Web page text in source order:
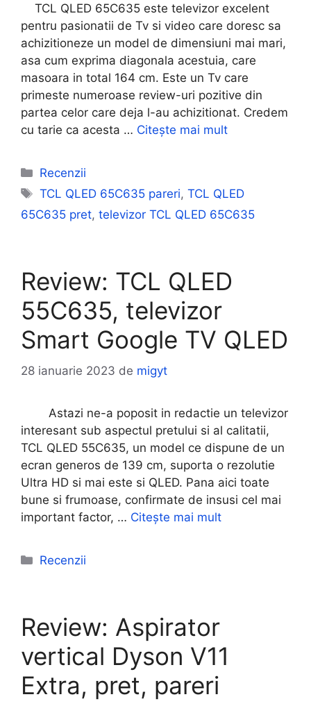
TCL QLED 65C635 este televizor excelent
pentru pasionatii de Tv si video care doresc sa
achizitioneze un model de dimensiuni mai mari,
asa cum exprima diagonala acestuia, care
masoara in total 164 cm. Este un Tv care
primeste numeroase review-uri pozitive din
partea celor care deja l-au achizitionat. Credem
cu tarie ca acesta … Citește mai mult
Categorii
Recenzii
Etichete
TCL QLED 65C635 pareri,TCL QLED
65C635 pret, televizor TCL QLED 65C635
Review: TCL QLED
55C635, televizor
Smart Google TV QLED
28 ianuarie 2023 de migyt
Astazi ne-a poposit in redactie un televizor
interesant sub aspectul pretului si al calitatii,
TCL QLED 55C635, un model ce dispune de un
ecran generos de 139 cm, suporta o rezolutie
Ultra HD si mai este si QLED. Pana aici toate
bune si frumoase, confirmate de insusi cel mai
important factor, … Citește mai mult
Categorii
Recenzii
Review: Aspirator
vertical Dyson V11
Extra, pret, pareri